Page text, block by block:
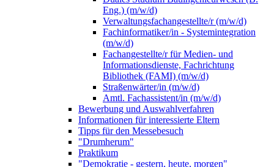
Eng.) (m/w/d)
Verwaltungsfachangestellte/r (m/w/d)
Fachinformatiker/in - Systemintegration
(m/w/d)
Fachangestellte/r für Medien- und
Informationsdienste, Fachrichtung
Bibliothek (FAMI) (m/w/d)
Straßenwärter/in (m/w/d)
Amtl. Fachassistent/in (m/w/d)
Bewerbung und Auswahlverfahren
Informationen für interessierte Eltern
Tipps für den Messebesuch
"Drumherum"
Praktikum
"Demokratie - gestern, heute, morgen"